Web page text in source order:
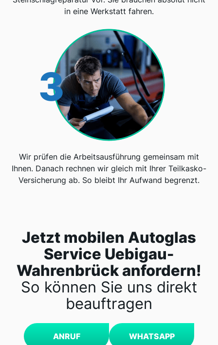
in eine Werkstatt fahren.
3
Wir prüfen die Arbeitsausführung gemeinsam mit
Ihnen. Danach rechnen wir gleich mit Ihrer Teilkasko-
Versicherung ab. So bleibt Ihr Aufwand begrenzt.
Jetzt mobilen Autoglas
Service Uebigau-
Wahrenbrück anfordern!
So können Sie uns direkt
beauftragen
ANRUF WHATSAPP